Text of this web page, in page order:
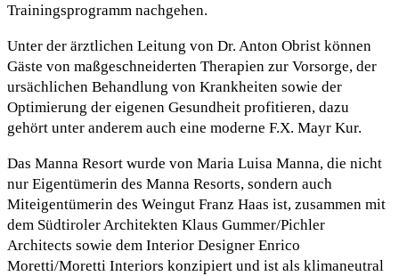
Trainingsprogramm nachgehen.
Unter der ärztlichen Leitung von Dr. Anton Obrist können
Gäste von maßgeschneiderten Therapien zur Vorsorge, der
ursächlichen Behandlung von Krankheiten sowie der
Optimierung der eigenen Gesundheit profitieren, dazu
gehört unter anderem auch eine moderne F.X. Mayr Kur.
Das Manna Resort wurde von Maria Luisa Manna, die nicht
nur Eigentümerin des Manna Resorts, sondern auch
Miteigentümerin des Weingut Franz Haas ist, zusammen mit
dem Südtiroler Architekten Klaus Gummer/Pichler
Architects sowie dem Interior Designer Enrico
Moretti/Moretti Interiors konzipiert und ist als klimaneutral